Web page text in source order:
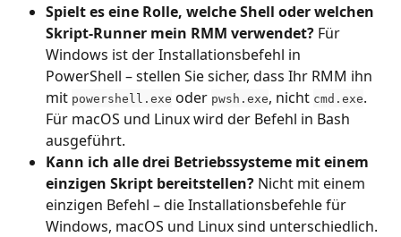
Spielt es eine Rolle, welche Shell oder welchen
Skript-Runner mein RMM verwendet? Für
Windows ist der Installationsbefehl in
PowerShell – stellen Sie sicher, dass Ihr RMM ihn
mit powershell.exe oder pwsh.exe, nicht cmd.exe.
Für macOS und Linux wird der Befehl in Bash
ausgeführt.
Kann ich alle drei Betriebssysteme mit einem
einzigen Skript bereitstellen? Nicht mit einem
einzigen Befehl – die Installationsbefehle für
Windows, macOS und Linux sind unterschiedlich.